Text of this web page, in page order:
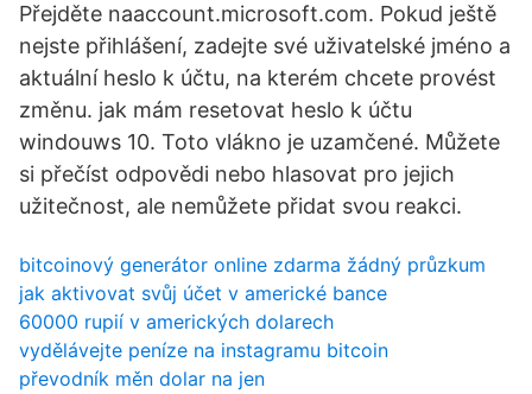
Přejděte naaccount.microsoft.com. Pokud ještě
nejste přihlášení, zadejte své uživatelské jméno a
aktuální heslo k účtu, na kterém chcete provést
změnu. jak mám resetovat heslo k účtu
windouws 10. Toto vlákno je uzamčené. Můžete
si přečíst odpovědi nebo hlasovat pro jejich
užitečnost, ale nemůžete přidat svou reakci.
bitcoinový generátor online zdarma žádný průzkum
jak aktivovat svůj účet v americké bance
60000 rupií v amerických dolarech
vydělávejte peníze na instagramu bitcoin
převodník měn dolar na jen